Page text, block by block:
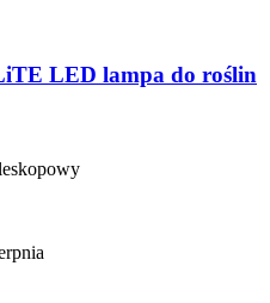
LED lampa do roślin